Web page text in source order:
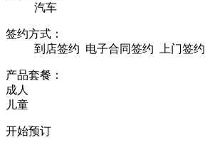
汽车
签约方式：
到店签约 电子合同签约 上门签约
产品套餐：
成人
儿童
开始预订